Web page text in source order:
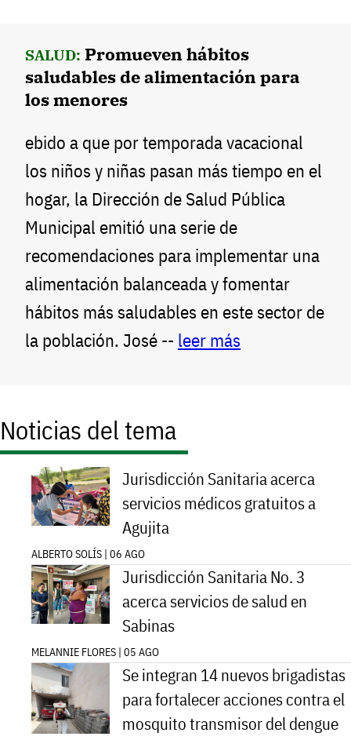
SALUD: Promueven hábitos
saludables de alimentación para
los menores
ebido a que por temporada vacacional
los niños y niñas pasan más tiempo en el
hogar, la Dirección de Salud Pública
Municipal emitió una serie de
recomendaciones para implementar una
alimentación balanceada y fomentar
hábitos más saludables en este sector de
la población. José -- leer más
Noticias del tema
Jurisdicción Sanitaria acerca
servicios médicos gratuitos a
Agujita
ALBERTO SOLÍS | 06 AGO
Jurisdicción Sanitaria No. 3
acerca servicios de salud en
Sabinas
MELANNIE FLORES | 05 AGO
Se integran 14 nuevos brigadistas
para fortalecer acciones contra el
mosquito transmisor del dengue